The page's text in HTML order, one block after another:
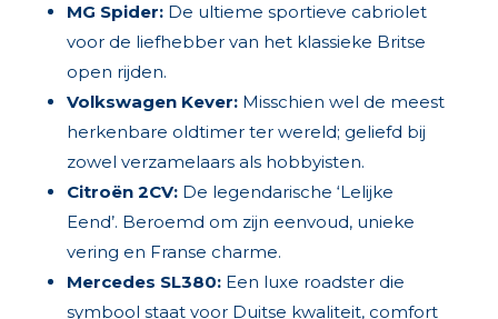
MG Spider:De ultieme sportieve cabriolet
voor de liefhebber van het klassieke Britse
open rijden.
Volkswagen Kever:Misschien wel de meest
herkenbare oldtimer ter wereld; geliefd bij
zowel verzamelaars als hobbyisten.
Citroën 2CV:De legendarische ‘Lelijke
Eend’. Beroemd om zijn eenvoud, unieke
vering en Franse charme.
Mercedes SL380:Een luxe roadster die
symbool staat voor Duitse kwaliteit, comfort